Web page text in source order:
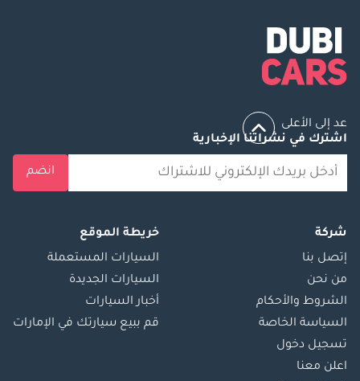
عد إلى الأعلى
اشترك في نشراتنا الإخبارية
انضم
شركة
إتصل بنا
من نحن
الشروط والأحكام
السياسة الخاصة
تسجيل دخول
اعلن معنا
خريطة الموقع
السيارات المستعملة
السيارات الجديدة
أخبار السيارات
قم ببيع سيارتك في الإمارات